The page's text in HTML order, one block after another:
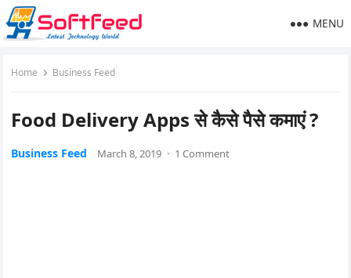
MENU
Home Business Feed
Food Delivery Apps से कैसे पैसे कमाएं ?
Business Feed March 8, 2019 · 1 Comment